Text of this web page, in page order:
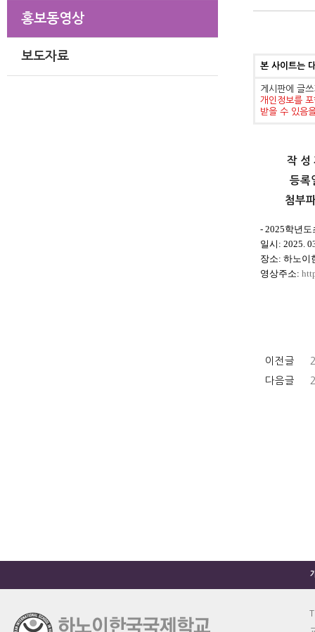
홍보동영상
보도자료
본 사이트는
게시판에 글
개인정보를
받을 수 있음
작 성
등록
첨부
- 2025학년
일시 : 2025.
장소: 하노이
영상주소:
이전글
다음글